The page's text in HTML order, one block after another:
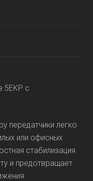
5EKP с
передатчики легко
или офисных
стабилизация
и предотвращает